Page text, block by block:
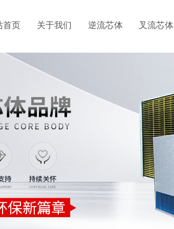
首页 关于我们 逆流芯体 叉流芯体